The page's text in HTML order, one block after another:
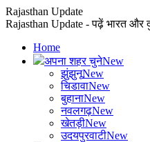
Rajasthan Update
Rajasthan Update - पढ़ें भारत और
Home
अपना शहर चुनेNew
झुंझुनूNew
चिडावाNew
बुहानाNew
नवलगढ़New
खेतड़ीNew
उदयपुरवाटीNew